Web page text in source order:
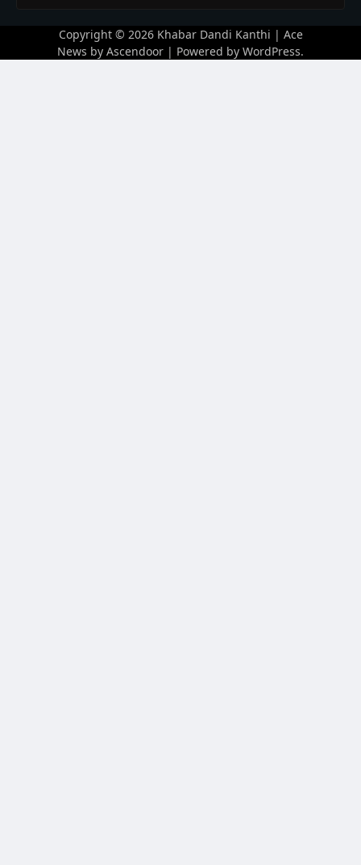
Copyright © 2026 Khabar Dandi Kanthi | Ace
News by Ascendoor | Powered by WordPress.